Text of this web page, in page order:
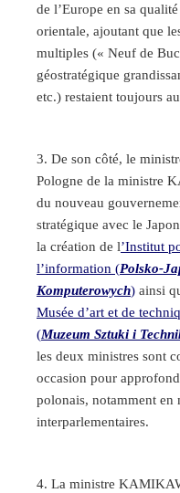
de l’Europe en sa
orientale, ajoutant que
multiples (« Neuf de
géostratégique
etc.) restaient toujours
De son côté, le
Pologne de la ministre
du nouveau
stratégique avec le
la création de l’Institut
l’information (Polsko-
Komputerowych) ainsi
Musée d’art et de
(Muzeum Sztuki i
les deux ministres sont
occasion pour
polonais, notamment en
interparlementaires.
La ministre